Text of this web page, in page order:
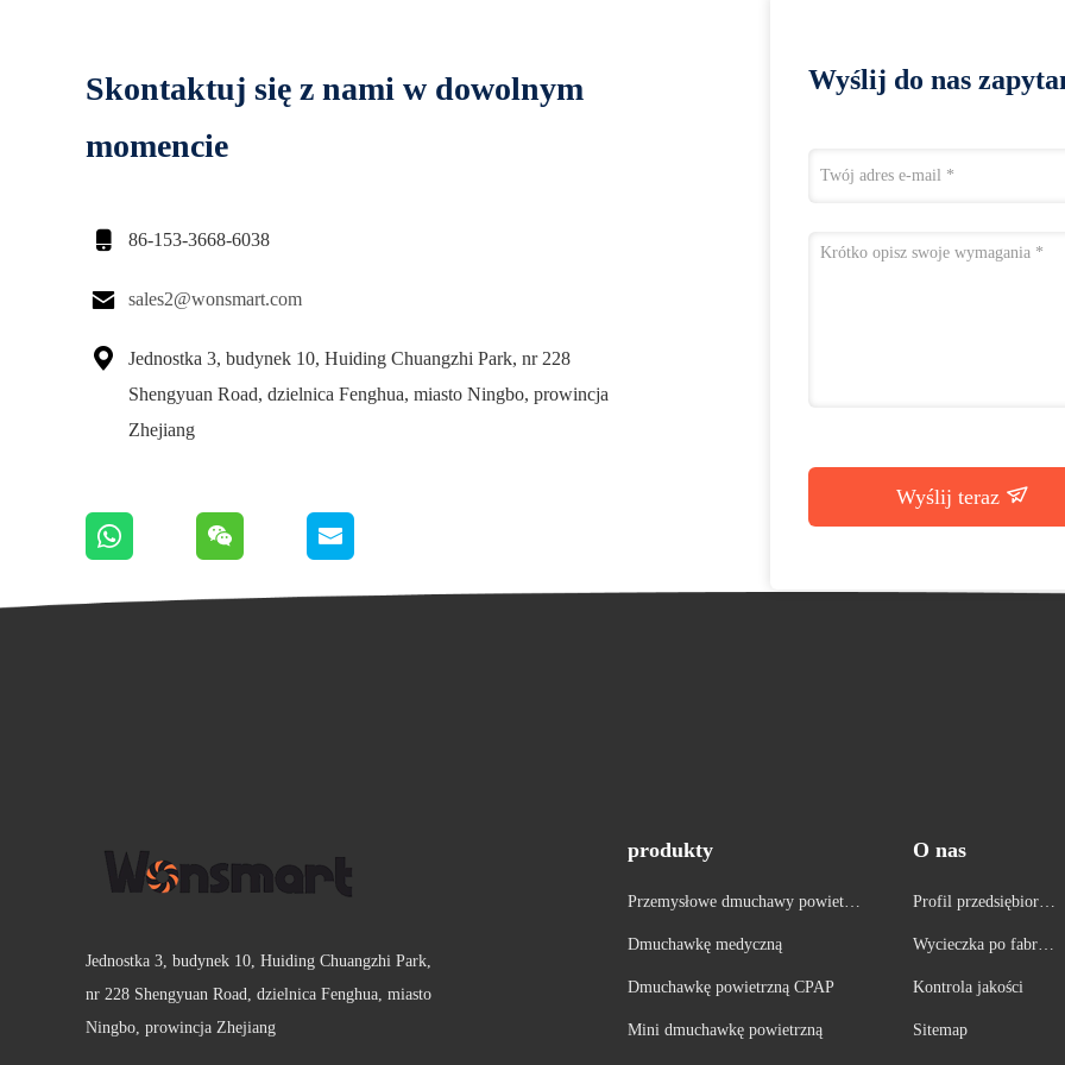
Skontaktuj się z nami w dowolnym
momencie
 86-153-3668-6038
 sales2@wonsmart.com

Jednostka 3, budynek 10, Huiding Chuangzhi Park, nr 228
Shengyuan Road, dzielnica Fenghua, miasto Ningbo, prowincja
Zhejiang
Wyślij do nas
Wyślij teraz
Jednostka 3, budynek 10, Huiding Chuangzhi Park,
nr 228 Shengyuan Road, dzielnica Fenghua, miasto
Ningbo, prowincja Zhejiang
produkty
Przemysłowe dmuchawy powietrzn
Dmuchawkę medyczną
Dmuchawkę powietrzną CPAP
Mini dmuchawkę powietrzną
O nas
Profil przedsiębiorst
Wycieczka po fabryc
Kontrola jakości
Sitemap